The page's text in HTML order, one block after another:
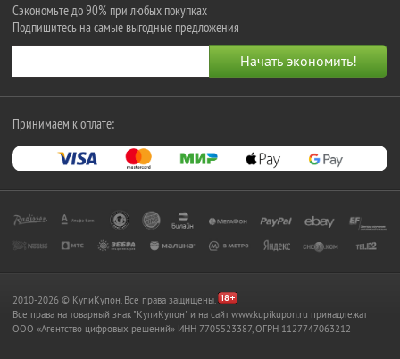
Сэкономьте до 90% при любых покупках
Подпишитесь на самые выгодные предложения
Принимаем к оплате:
2010-2026 © КупиКупон. Все права защищены.
Все права на товарный знак "КупиКупон" и на сайт www.kupikupon.ru принадлежат
OOO «Агентство цифровых решений» ИНН 7705523387, ОГРН 1127747063212